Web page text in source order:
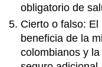
obligatorio de
Cierto o falso:
beneficia de la
colombianos y